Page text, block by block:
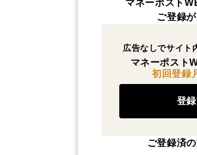
マネーポスト
ご登録
広告なしでサイト
マネーポスト
初回登録
登
ご登録済